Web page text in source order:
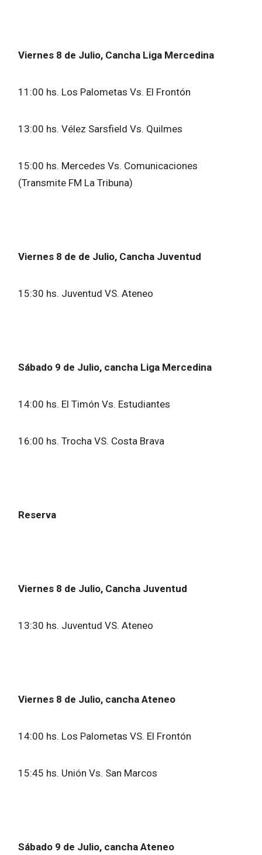
Viernes 8 de Julio, Cancha Liga Mercedina
11:00 hs. Los Palometas Vs. El Frontón
13:00 hs. Vélez Sarsfield Vs. Quilmes
15:00 hs. Mercedes Vs. Comunicaciones
(Transmite FM La Tribuna)
Viernes 8 de de Julio, Cancha Juventud
15:30 hs. Juventud VS. Ateneo
Sábado 9 de Julio, cancha Liga Mercedina
14:00 hs. El Timón Vs. Estudiantes
16:00 hs. Trocha VS. Costa Brava
Reserva
Viernes 8 de Julio, Cancha Juventud
13:30 hs. Juventud VS. Ateneo
Viernes 8 de Julio, cancha Ateneo
14:00 hs. Los Palometas VS. El Frontón
15:45 hs. Unión Vs. San Marcos
Sábado 9 de Julio, cancha Ateneo